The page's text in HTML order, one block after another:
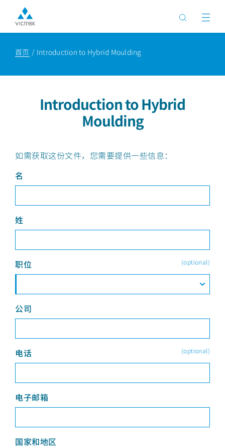
首页 Introduction to Hybrid Moulding
Introduction to Hybrid
Moulding
如需获取这份文件，您需要提供一些信息：
名
姓
职位 (optional)
公司
电话 (optional)
电子邮箱
国家和地区